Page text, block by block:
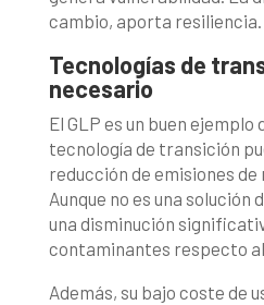
cambio, aporta resiliencia.
Tecnologías de
necesario
El GLP es un buen ejemplo
tecnología de transición
reducción de emisiones
Aunque no es una
una disminución
contaminantes respecto
Además, su bajo coste de